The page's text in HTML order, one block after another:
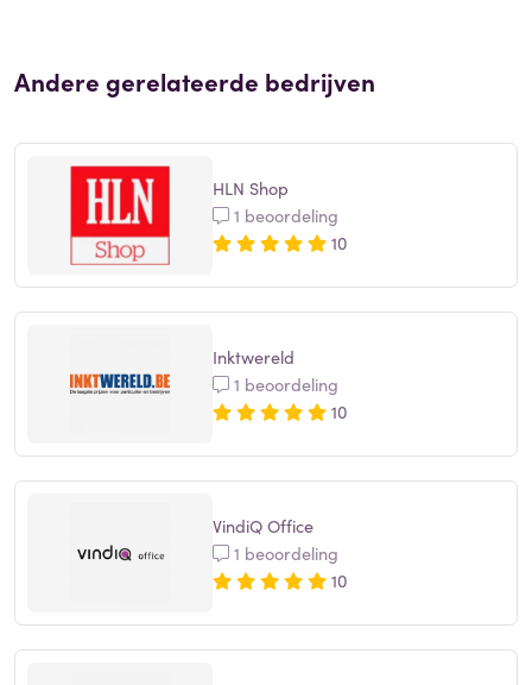
Andere gerelateerde bedrijven
HLN Shop
1 beoordeling
10
Inktwereld
1 beoordeling
10
VindiQ Office
1 beoordeling
10